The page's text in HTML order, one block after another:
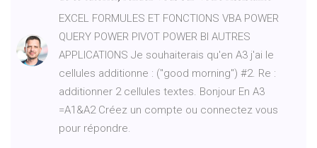
EXCEL FORMULES ET FONCTIONS VBA POWER
QUERY POWER PIVOT POWER BI AUTRES
APPLICATIONS Je souhaiterais qu'en A3 j'ai le
cellules additionne : ("good morning") #2. Re :
additionner 2 cellules textes. Bonjour En A3
=A1&A2 Créez un compte ou connectez vous
pour répondre.